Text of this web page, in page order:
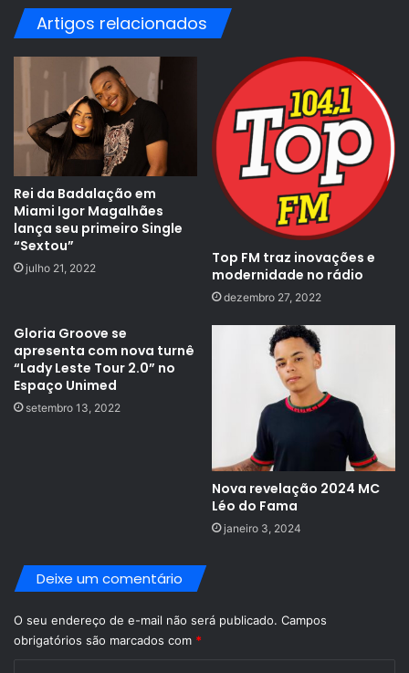
Artigos relacionados
Rei da Badalação em
Miami Igor Magalhães
lança seu primeiro Single
“Sextou”
julho 21, 2022
Top FM traz inovações e
modernidade no rádio
dezembro 27, 2022
Gloria Groove se
apresenta com nova turnê
“Lady Leste Tour 2.0” no
Espaço Unimed
setembro 13, 2022
Nova revelação 2024 MC
Léo do Fama
janeiro 3, 2024
Deixe um comentário
O seu endereço de e-mail não será publicado. Campos
obrigatórios são marcados com *